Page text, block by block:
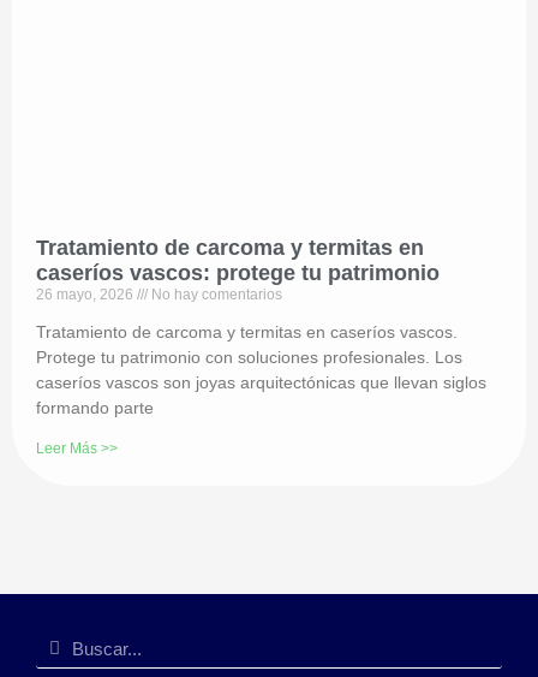
Tratamiento de carcoma y termitas en
caseríos vascos: protege tu patrimonio
26 mayo, 2026 No hay comentarios
Tratamiento de carcoma y termitas en caseríos vascos.
Protege tu patrimonio con soluciones profesionales. Los
caseríos vascos son joyas arquitectónicas que llevan siglos
formando parte
Leer Más >>